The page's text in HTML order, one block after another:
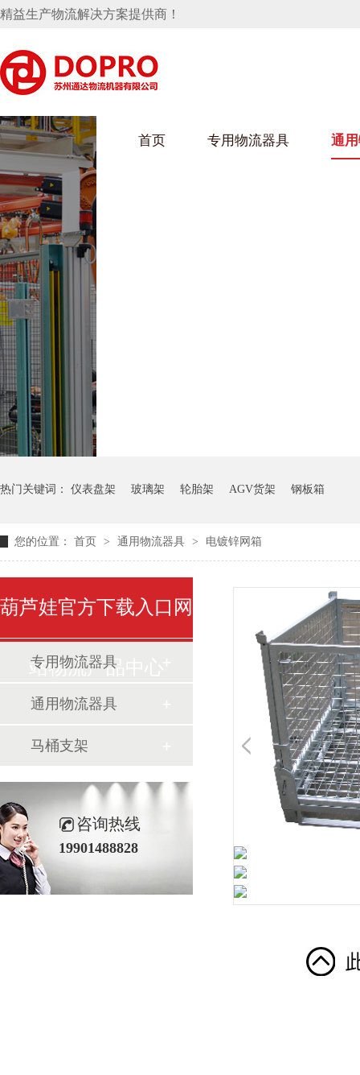
精益生产物流解决方案提供商！
首页 专用物流器具
葫芦娃下载最污架
盘 保险杠料架
冲压件料架
仪表盘料架
消声器料架
通
车
料架
桶水箱支架
行业
行业
热门关键词： 仪表盘架 玻璃架 轮胎架 AGV货架 钢板箱
您的位置： 首页 > 通用物流器具 > 电镀锌网箱
葫芦娃官方下载入口网
站物流产品中心
专用物流器具
通用物流器具
马桶支架
咨询热线
19901488828